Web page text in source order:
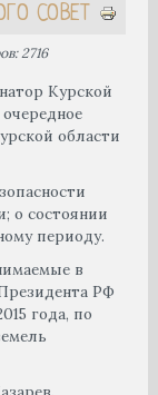
СОВЕТ
2716
Курской
области
о состоянии
периоду.
в
РФ
года, по